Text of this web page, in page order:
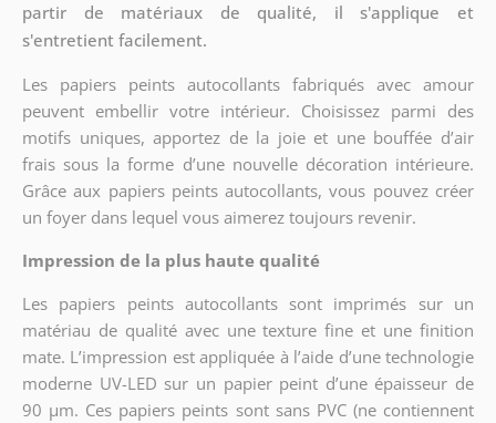
partir de matériaux de qualité, il s'applique et
s'entretient facilement.
Les papiers peints autocollants fabriqués avec amour
peuvent embellir votre intérieur. Choisissez parmi des
motifs uniques, apportez de la joie et une bouffée d’air
frais sous la forme d’une nouvelle décoration intérieure.
Grâce aux papiers peints autocollants, vous pouvez créer
un foyer dans lequel vous aimerez toujours revenir.
Impression de la plus haute qualité
Les papiers peints autocollants sont imprimés sur un
matériau de qualité avec une texture fine et une finition
mate. L’impression est appliquée à l’aide d’une technologie
moderne UV-LED sur un papier peint d’une épaisseur de
90 µm. Ces papiers peints sont sans PVC (ne contiennent